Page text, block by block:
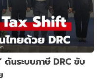
ดันระบบภาษี DRC ขับ